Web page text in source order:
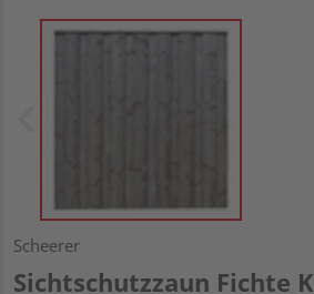
Scheerer
Sichtschutzzaun Fichte